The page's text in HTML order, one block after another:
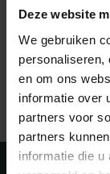
Deze website
We gebruiken
personaliseren,
en om ons
informatie over
partners voor
partners
informatie die u
Geen
Ruim aanbod
Meld je aan voor